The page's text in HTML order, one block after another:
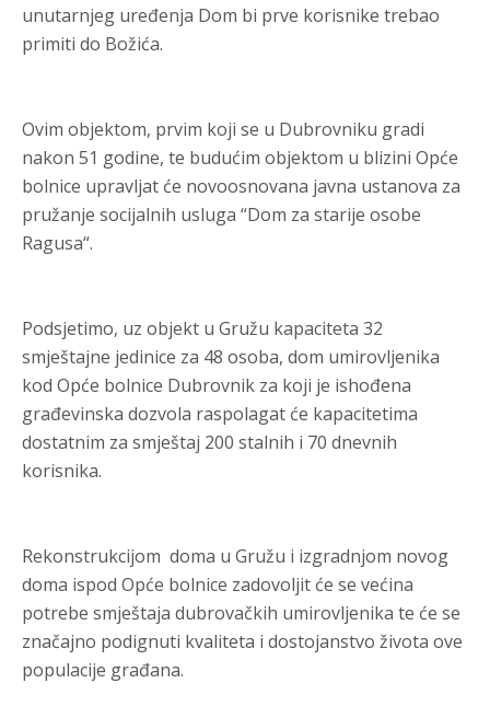
unutarnjeg uređenja Dom bi prve korisnike trebao
primiti do Božića.
Ovim objektom, prvim koji se u Dubrovniku gradi
nakon 51 godine, te budućim objektom u blizini Opće
bolnice upravljat će novoosnovana javna ustanova za
pružanje socijalnih usluga “Dom za starije osobe
Ragusa“.
Podsjetimo, uz objekt u Gružu kapaciteta 32
smještajne jedinice za 48 osoba, dom umirovljenika
kod Opće bolnice Dubrovnik za koji je ishođena
građevinska dozvola raspolagat će kapacitetima
dostatnim za smještaj 200 stalnih i 70 dnevnih
korisnika.
Rekonstrukcijom doma u Gružu i izgradnjom novog
doma ispod Opće bolnice zadovoljit će se većina
potrebe smještaja dubrovačkih umirovljenika te će se
značajno podignuti kvaliteta i dostojanstvo života ove
populacije građana.